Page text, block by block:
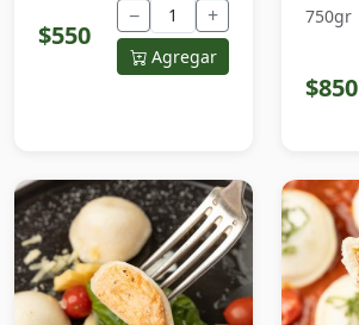
$550
− +
Agregar
750gr
$850